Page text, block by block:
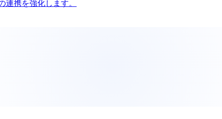
携を強化します。